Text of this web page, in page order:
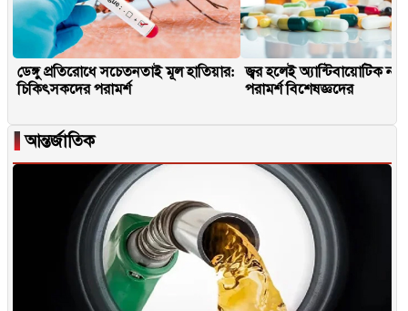
ডেঙ্গু প্রতিরোধে সচেতনতাই মূল হাতিয়ার:
চিকিৎসকদের পরামর্শ
জ্বর হলেই অ্যান্টিবায়োটিক না
পরামর্শ বিশেষজ্ঞদের
▐আন্তর্জাতিক